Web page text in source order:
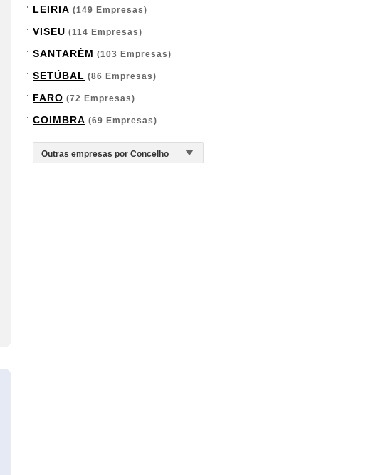
LEIRIA (149 Empresas)
VISEU (114 Empresas)
SANTARÉM (103 Empresas)
SETÚBAL (86 Empresas)
FARO (72 Empresas)
COIMBRA (69 Empresas)